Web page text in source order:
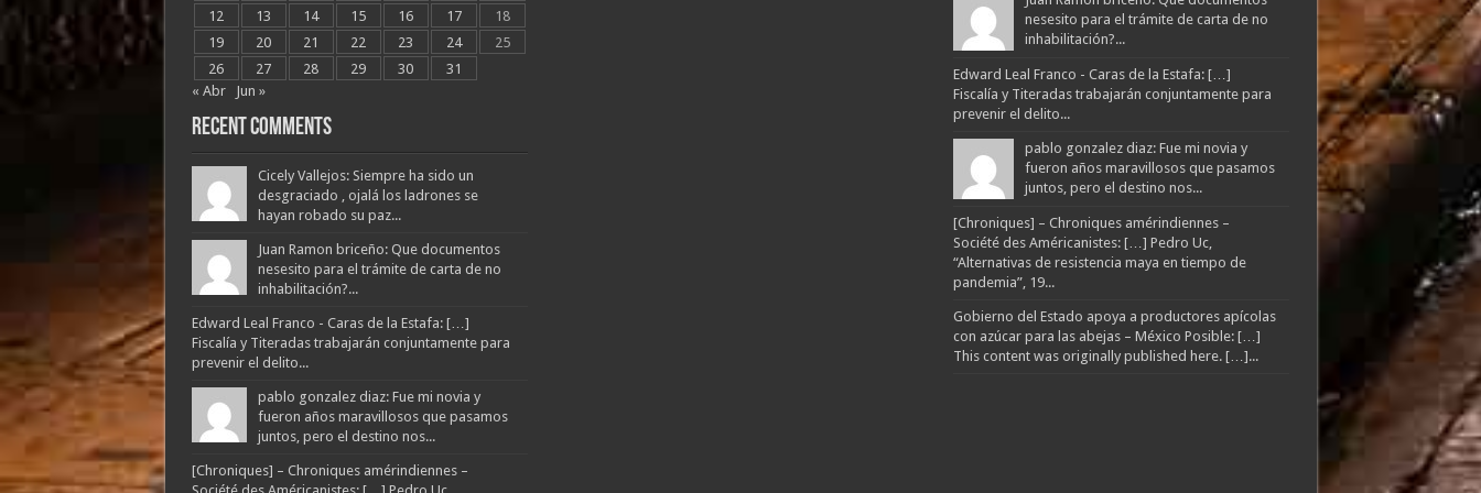
12 13 14 15 16 17
18
19
20 21 22 23 24
25
26
27 28 29 30
31
« Abr
Jun »
Recent Comments
Cicely Vallejos: Siempre ha sido un
desgraciado , ojalá los ladrones se
hayan robado su paz...
Juan Ramon briceño: Que documentos
nesesito para el trámite de carta de no
inhabilitación?...
Edward Leal Franco - Caras de la Estafa: […]
Fiscalía y Titeradas trabajarán conjuntamente para
prevenir el delito...
pablo gonzalez diaz: Fue mi novia y
fueron años maravillosos que pasamos
juntos, pero el destino nos...
[Chroniques] – Chroniques amérindiennes –
nesesito para el trámite de carta de no
inhabilitación?...
Edward Leal Franco - Caras de la Estafa: […]
Fiscalía y Titeradas trabajarán conjuntamente para
prevenir el delito...
pablo gonzalez diaz: Fue mi novia y
fueron años maravillosos que pasamos
juntos, pero el destino nos...
[Chroniques] – Chroniques amérindiennes –
Société des Américanistes: […] Pedro Uc,
“Alternativas de resistencia maya en tiempo de
pandemia”, 19...
Gobierno del Estado apoya a productores apícolas
con azúcar para las abejas – México Posible: […]
This content was originally published here. […]...